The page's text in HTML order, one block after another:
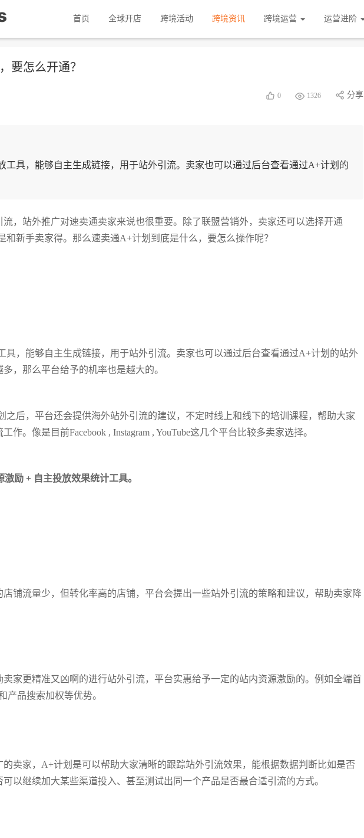
首页 全球开店 跨境活动 跨境资讯 跨境运营 运营进阶
要怎么开通？
0 1326 分享
工具，能够自主生成链接，用于站外引流。卖家也可以通过后台查看通过A+计划的
流，站外推广对速卖通卖家来说也很重要。除了联盟营销外，卖家还可以选择开通
和新手卖家得。那么速卖通A+计划到底是什么，要怎么操作呢？
具，能够自主生成链接，用于站外引流。卖家也可以通过后台查看通过A+计划的站外
，那么平台给予的机率也是越大的。
之后，平台还会提供海外站外引流的建议，不定时线上和线下的培训课程，帮助大家
作。像是目前Facebook , Instagram , YouTube这几个平台比较多卖家选择。
励 + 自主投放效果统计工具。
铺流量少，但转化率高的店铺，平台会提出一些站外引流的策略和建议，帮助卖家降
家更精准又凶啊的进行站外引流，平台实惠给予一定的站内资源激励的。例如全端首
产品搜索加权等优势。
卖家，A+计划是可以帮助大家清晰的跟踪站外引流效果，能根据数据判断比如是否
以继续加大某些渠道投入、甚至测试出同一个产品是否最合适引流的方式。